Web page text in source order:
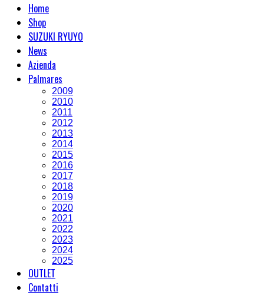
Home
Shop
SUZUKI RYUYO
News
Azienda
Palmares
2009
2010
2011
2012
2013
2014
2015
2016
2017
2018
2019
2020
2021
2022
2023
2024
2025
OUTLET
Contatti